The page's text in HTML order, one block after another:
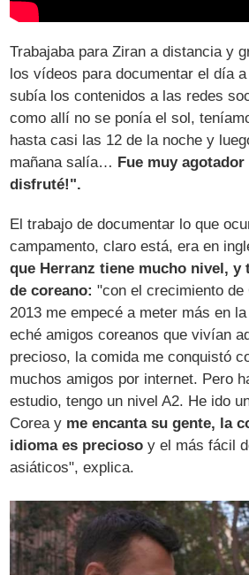
Trabajaba para Ziran a distancia y
los vídeos para documentar el día
subía los contenidos a las redes
como allí no se ponía el sol,
hasta casi las 12 de la noche y
mañana salía… Fue muy
disfruté!".
El trabajo de documentar lo que
campamento, claro está, era en
que Herranz tiene mucho nivel, y
de coreano: "con el crecimiento de
2013 me empecé a meter más en
eché amigos coreanos que vivían
precioso, la comida me conquistó
muchos amigos por internet. Pero
estudio, tengo un nivel A2. He ido
Corea y me encanta su gente, la
idioma es precioso y el más fácil
asiáticos", explica.